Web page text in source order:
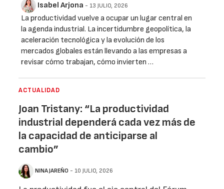
Isabel Arjona - 13 JULIO, 2026
La productividad vuelve a ocupar un lugar central en
la agenda industrial. La incertidumbre geopolítica, la
aceleración tecnológica y la evolución de los
mercados globales están llevando a las empresas a
revisar cómo trabajan, cómo invierten …
ACTUALIDAD
Joan Tristany: “La productividad
industrial dependerá cada vez más de
la capacidad de anticiparse al
cambio”
NINA JAREÑO - 10 JULIO, 2026